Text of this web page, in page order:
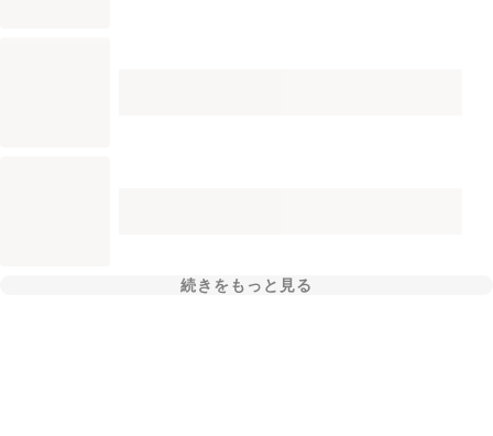
続きをもっと見る